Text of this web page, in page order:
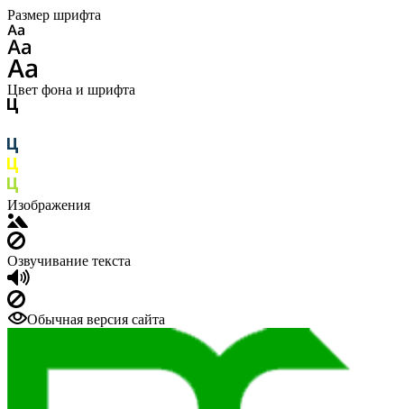
Размер шрифта
Цвет фона и шрифта
Изображения
Озвучивание текста
Обычная версия сайта